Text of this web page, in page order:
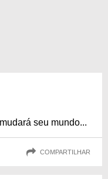
seu mundo...
COMPARTILHAR